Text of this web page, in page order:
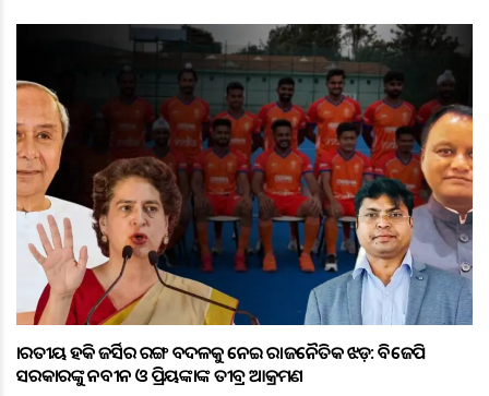
ଭାରତୀୟ ହକି ଜର୍ସିର ରଙ୍ଗ ବଦଳକୁ ନେଇ ରାଜନୈତିକ ଝଡ଼: ବିଜେପି
ସରକାରଙ୍କୁ ନବୀନ ଓ ପ୍ରିୟଙ୍କାଙ୍କ ତୀବ୍ର ଆକ୍ରମଣ